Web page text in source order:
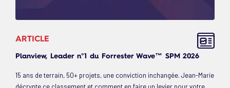
ARTICLE
Planview, Leader n°1 du Forrester Wave™ SPM 2026
15 ans de terrain, 50+ projets, une conviction inchangée. Jean-Marie